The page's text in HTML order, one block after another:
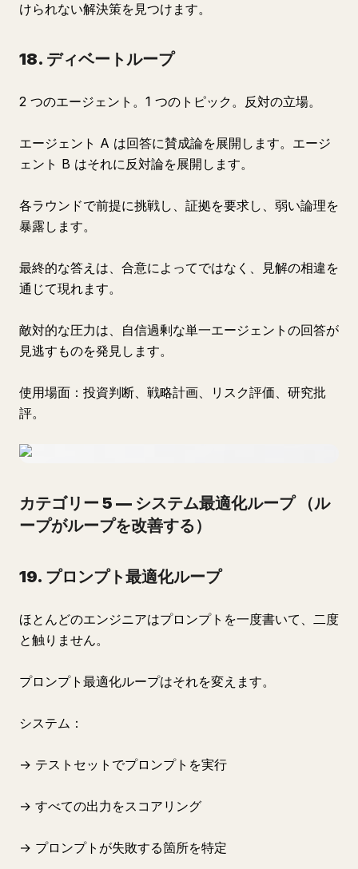
けられない解決策を見つけます。
18. ディベートループ
2 つのエージェント。1 つのトピック。反対の立場。
エージェント A は回答に賛成論を展開します。エージ
ェント B はそれに反対論を展開します。
各ラウンドで前提に挑戦し、証拠を要求し、弱い論理を
暴露します。
最終的な答えは、合意によってではなく、見解の相違を
通じて現れます。
敵対的な圧力は、自信過剰な単一エージェントの回答が
見逃すものを発見します。
使用場面：投資判断、戦略計画、リスク評価、研究批
評。
カテゴリー 5 — システム最適化ループ
（ル
ープがループを改善する）
19. プロンプト最適化ループ
ほとんどのエンジニアはプロンプトを一度書いて、二度
と触りません。
プロンプト最適化ループはそれを変えます。
システム：
→ テストセットでプロンプトを実行
→ すべての出力をスコアリング
→ プロンプトが失敗する箇所を特定